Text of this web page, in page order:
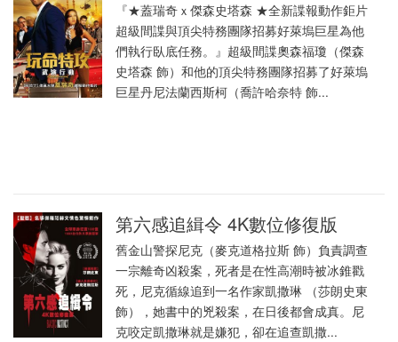
『★蓋瑞奇ｘ傑森史塔森 ★全新諜報動作鉅片
超級間諜與頂尖特務團隊招募好萊塢巨星為他
們執行臥底任務。』超級間諜奧森福瓊（傑森
史塔森 飾）和他的頂尖特務團隊招募了好萊塢
巨星丹尼法蘭西斯柯（喬許哈奈特 飾...
第六感追緝令 4K數位修復版
舊金山警探尼克（麥克道格拉斯 飾）負責調查
一宗離奇凶殺案，死者是在性高潮時被冰錐戳
死，尼克循線追到一名作家凱撒琳 （莎朗史東
飾），她書中的兇殺案，在日後都會成真。尼
克咬定凱撒琳就是嫌犯，卻在追查凱撒...